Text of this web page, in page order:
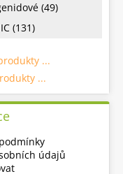
(49)
(131)
...
...
údajů